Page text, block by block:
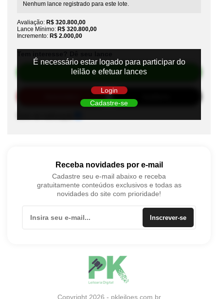
Nenhum lance registrado para este lote.
Avaliação: R$ 320.800,00
Lance Mínimo: R$ 320.800,00
Incremento: R$ 2.000,00
Efetuar Lance
É necessário estar logado para participar do
leilão e efetuar lances
Login
Cadastre-se
Receba novidades por e-mail
Cadastre seu e-mail abaixo e receba
gratuitamente conteúdos exclusivos e todas as
novidades do site com prioridade!
Inscrever-se
Copyright 2026 - pkleiloes.com.br